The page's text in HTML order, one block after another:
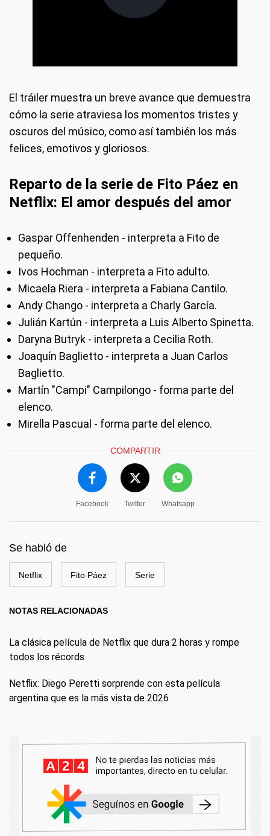
El tráiler muestra un breve avance que demuestra
cómo la serie atraviesa los momentos tristes y
oscuros del músico, como así también los más
felices, emotivos y gloriosos.
Reparto de la serie de Fito Páez en
Netflix: El amor después del amor
Gaspar Offenhenden - interpreta a Fito de
pequeño.
Ivos Hochman - interpreta a Fito adulto.
Micaela Riera - interpreta a Fabiana Cantilo.
Andy Chango - interpreta a Charly García.
Julián Kartún - interpreta a Luis Alberto Spinetta.
Daryna Butryk - interpreta a Cecilia Roth.
Joaquín Baglietto - interpreta a Juan Carlos
Baglietto.
Martín "Campi" Campilongo - forma parte del
elenco.
Mirella Pascual - forma parte del elenco.
COMPARTIR
Facebook Twitter Whatsapp
Se habló de
Netflix Fito Páez Serie
NOTAS RELACIONADAS
La clásica película de Netflix que dura 2 horas y rompe
todos los récords
Netflix: Diego Peretti sorprende con esta película
argentina que es la más vista de 2026